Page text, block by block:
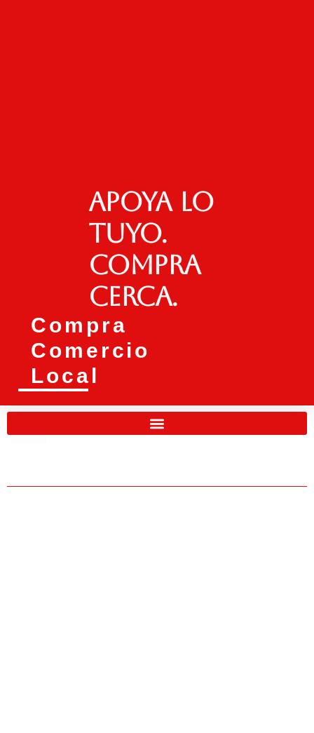
Apoya lo
tuyo.
Compra
cerca.
Compra
Comercio
Local